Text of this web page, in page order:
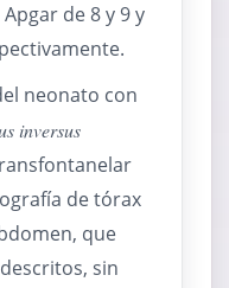
de 8 y 9 y
neonato con
inversus
de tórax
que
sin